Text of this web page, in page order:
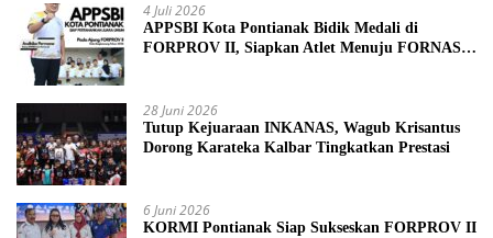
4 Juli 2026
APPSBI Kota Pontianak Bidik Medali di
FORPROV II, Siapkan Atlet Menuju FORNAS
28 Juni 2026
Tutup Kejuaraan INKANAS, Wagub Krisantus
Dorong Karateka Kalbar Tingkatkan Prestasi
6 Juni 2026
KORMI Pontianak Siap Sukseskan FORPROV II